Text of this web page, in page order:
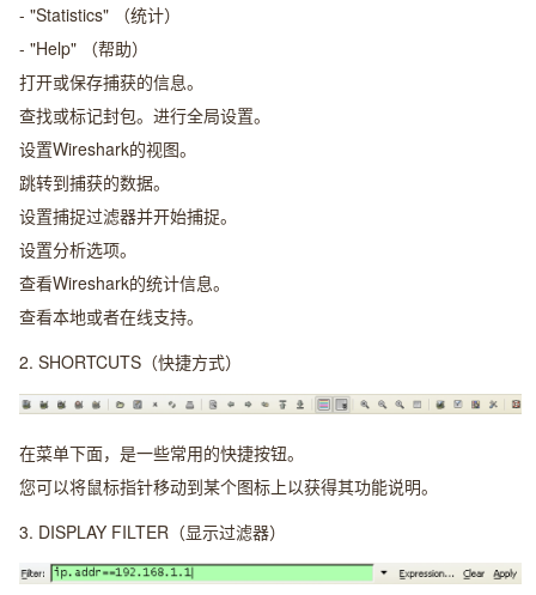
- "Statistics" （统计）
- "Help" （帮助）
打开或保存捕获的信息。
查找或标记封包。进行全局设置。
设置Wireshark的视图。
跳转到捕获的数据。
设置捕捉过滤器并开始捕捉。
设置分析选项。
查看Wireshark的统计信息。
查看本地或者在线支持。
2. SHORTCUTS（快捷方式）
在菜单下面，是一些常用的快捷按钮。
您可以将鼠标指针移动到某个图标上以获得其功能说明。
3. DISPLAY FILTER（显示过滤器）